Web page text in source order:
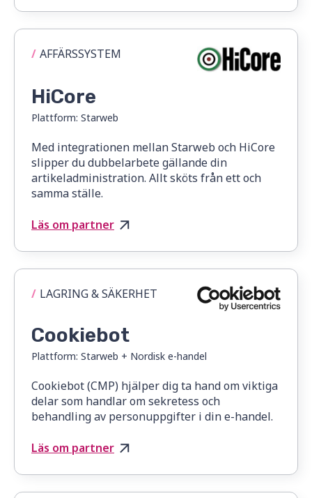
/ AFFÄRSSYSTEM
HiCore
Plattform: Starweb
Med integrationen mellan Starweb och HiCore
slipper du dubbelarbete gällande din
artikeladministration. Allt sköts från ett och
samma ställe.
Läs om partner
/ LAGRING & SÄKERHET
Cookiebot
Plattform: Starweb + Nordisk e-handel
Cookiebot (CMP) hjälper dig ta hand om viktiga
delar som handlar om sekretess och
behandling av personuppgifter i din e-handel.
Läs om partner